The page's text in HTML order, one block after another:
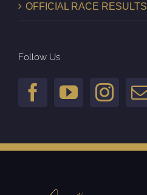
OFFICIAL RACE RESULTS
Follow Us